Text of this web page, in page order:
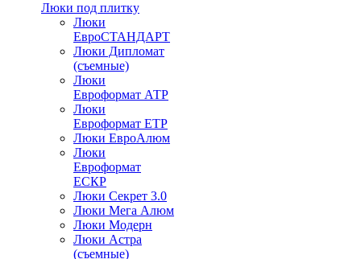
Люки под плитку
Люки
ЕвроСТАНДАРТ
Люки Дипломат
(съемные)
Люки
Евроформат АТР
Люки
Евроформат ЕТР
Люки ЕвроАлюм
Люки
Евроформат
ЕСКР
Люки Секрет 3.0
Люки Мега Алюм
Люки Модерн
Люки Астра
(съемные)